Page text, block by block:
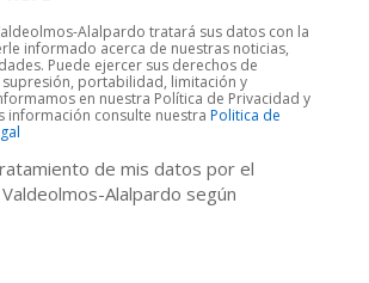
Alalpardo tratará sus datos con la
informado acerca de nuestras noticias,
Puede ejercer sus derechos de
supresión, portabilidad, limitación y
en nuestra Política de Privacidad y
información consulte nuestraPolitica de
de mis datos por el
Alalpardo según